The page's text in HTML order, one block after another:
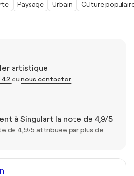
artistique
42 ounous contacter
à Singulart la note de 4,9/5
de 4,9/5 attribuée par plus de
Paysage Urbain Culture